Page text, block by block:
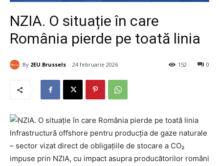
NZIA. O situație în care
România pierde pe toată linia
By 2EU.Brussels 24 februarie 2026 0
152
Infrastructură offshore pentru producția de gaze naturale
– sector vizat direct de obligațiile de stocare a CO₂
impuse prin NZIA, cu impact asupra producătorilor români